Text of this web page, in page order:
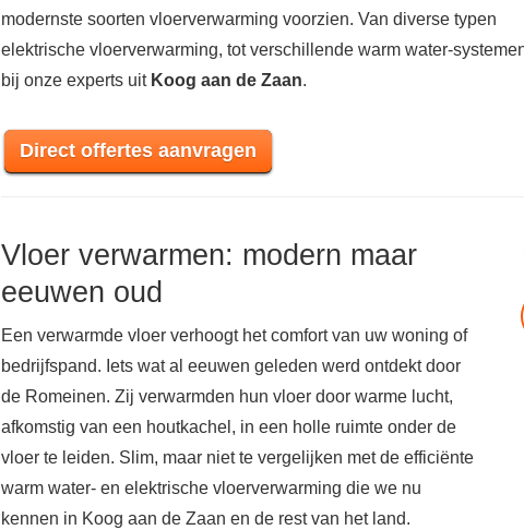
modernste soorten vloerverwarming voorzien. Van diverse typen
elektrische vloerverwarming, tot verschillende warm water-
bij onze experts uit Koog aan de Zaan.
Direct offertes aanvragen
Vloer verwarmen: modern maar
eeuwen oud
Een verwarmde vloer verhoogt het comfort van uw woning of
bedrijfspand. Iets wat al eeuwen geleden werd ontdekt door
de Romeinen. Zij verwarmden hun vloer door warme lucht,
afkomstig van een houtkachel, in een holle ruimte onder de
vloer te leiden. Slim, maar niet te vergelijken met de efficiënte
warm water- en elektrische vloerverwarming die we nu
kennen in Koog aan de Zaan en de rest van het land.